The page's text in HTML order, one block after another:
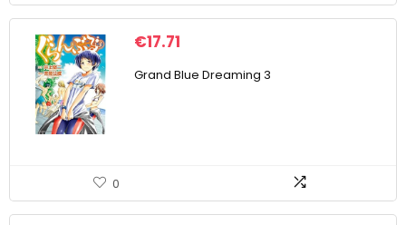
€17.71
Grand Blue Dreaming 3
0